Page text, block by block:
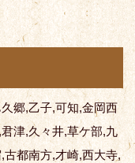
郷,乙子,可知,金岡西
津,久々井,草ケ部,九
古都南方,才崎,西大寺,